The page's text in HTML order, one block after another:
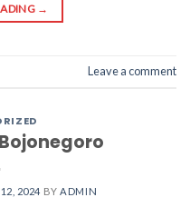
→
Leave a comment
2024 BYADMIN